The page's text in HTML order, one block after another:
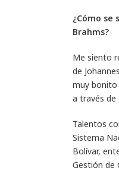
¿Cómo
Brahms?
Me siento
de
muy bonito
a través de
Talentos
Sistema
Bolívar,
Gestión de